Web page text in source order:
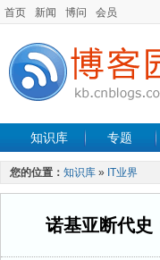
首页 新闻 博问 会员
知识库 专题
手机开发 软件工程
最新文章
您的位置： 知识库 » IT业界
诺基亚断代史